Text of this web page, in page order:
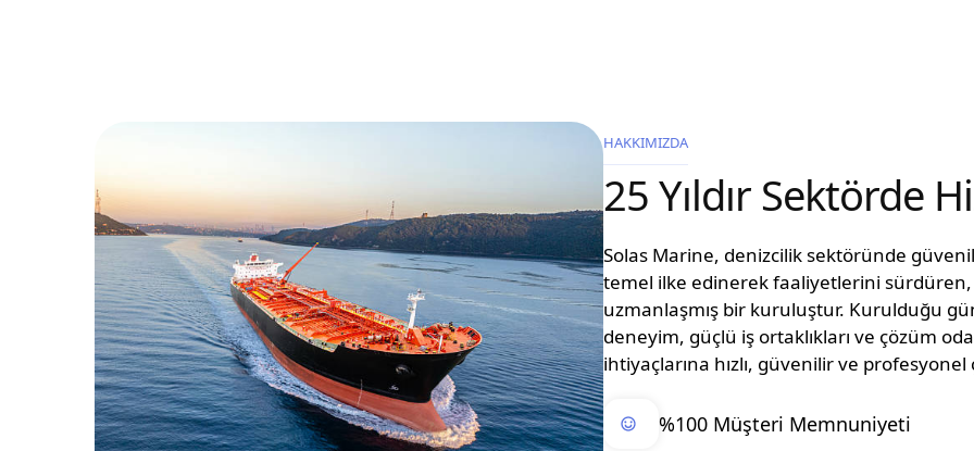
HAKKIMIZDA
25 Yıldır Sektörde
Solas Marine, denizcilik sektöründe
temel ilke edinerek faaliyetlerini
uzmanlaşmış bir kuruluştur. Kurulduğu
deneyim, güçlü iş ortaklıkları ve çözüm
ihtiyaçlarına hızlı, güvenilir ve
%100 Müşteri Memnuniyeti